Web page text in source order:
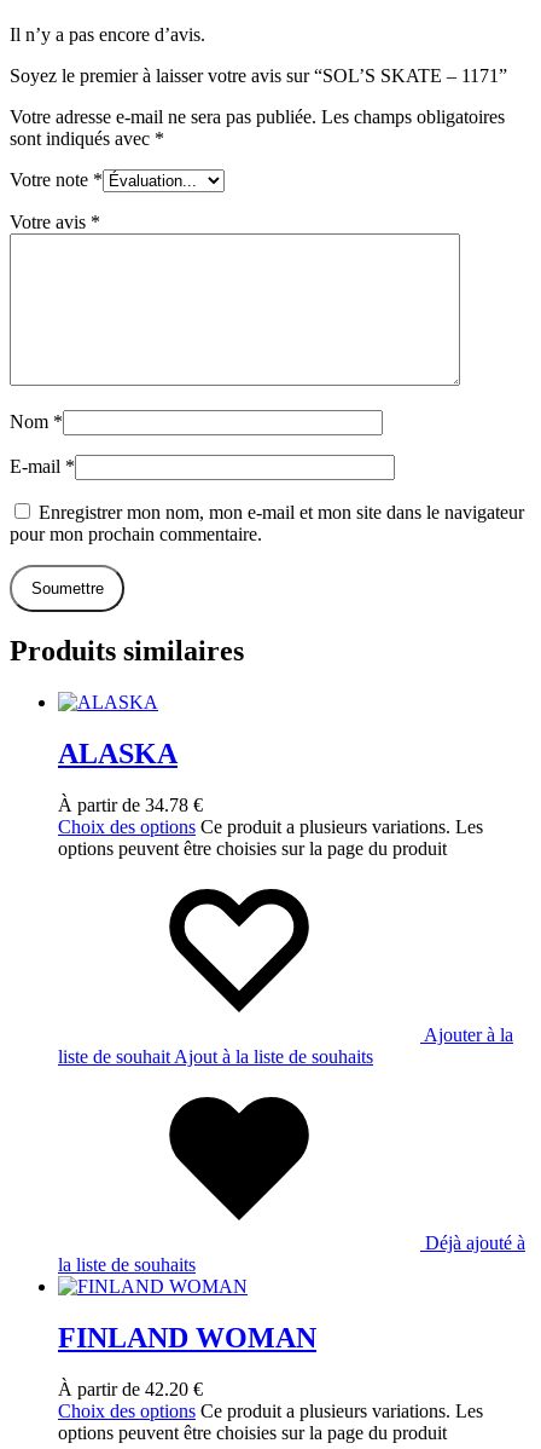
Il n’y a pas encore d’avis.
Soyez le premier à laisser votre avis sur “SOL’S SKATE – 1171”
Votre adresse e-mail ne sera pas publiée. Les champs obligatoires
sont indiqués avec *
Votre note *
Votre avis *
Nom *
E-mail *
Enregistrer mon nom, mon e-mail et mon site dans le navigateur
pour mon prochain commentaire.
Produits similaires
ALASKA
À partir de 34.78 €
Choix des options Ce produit a plusieurs variations. Les
options peuvent être choisies sur la page du produit
Ajouter à la
liste de souhait Ajout à la liste de souhaits
Déjà ajouté à
la liste de souhaits
FINLAND WOMAN
À partir de 42.20 €
Choix des options Ce produit a plusieurs variations. Les
options peuvent être choisies sur la page du produit